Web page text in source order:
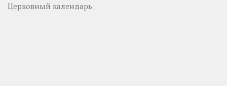
Церковный календарь